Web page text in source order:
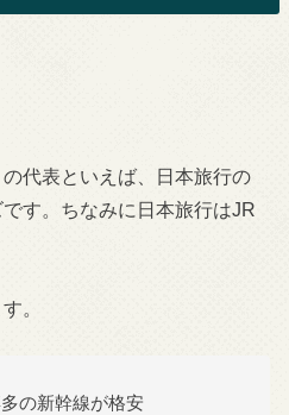
代表といえば、日本旅行の
です。ちなみに日本旅行はJR
。
の新幹線が格安